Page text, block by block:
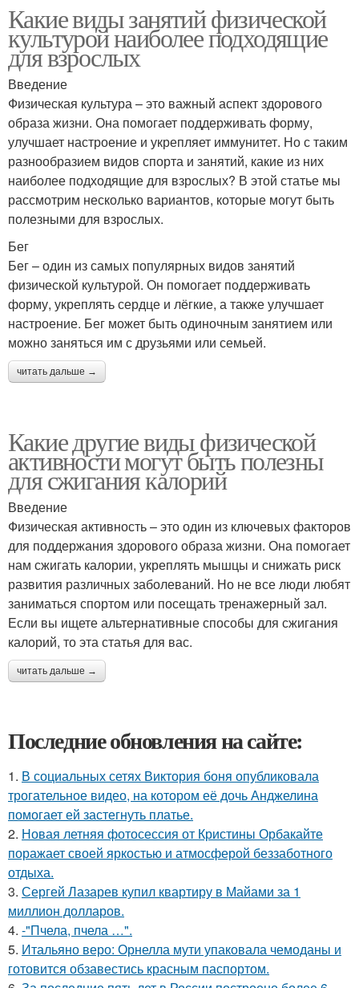
Какие виды занятий физической
культурой наиболее подходящие
для взрослых
Введение
Физическая культура – это важный аспект здорового
образа жизни. Она помогает поддерживать форму,
улучшает настроение и укрепляет иммунитет. Но с таким
разнообразием видов спорта и занятий, какие из них
наиболее подходящие для взрослых? В этой статье мы
рассмотрим несколько вариантов, которые могут быть
полезными для взрослых.
Бег
Бег – один из самых популярных видов занятий
физической культурой. Он помогает поддерживать
форму, укреплять сердце и лёгкие, а также улучшает
настроение. Бег может быть одиночным занятием или
можно заняться им с друзьями или семьей.
читать дальше →
Какие другие виды физической
активности могут быть полезны
для сжигания калорий
Введение
Физическая активность – это один из ключевых факторов
для поддержания здорового образа жизни. Она помогает
нам сжигать калории, укреплять мышцы и снижать риск
развития различных заболеваний. Но не все люди любят
заниматься спортом или посещать тренажерный зал.
Если вы ищете альтернативные способы для сжигания
калорий, то эта статья для вас.
читать дальше →
Последние обновления на сайте:
1. В социальных сетях Виктория боня опубликовала
трогательное видео, на котором её дочь Анджелина
помогает ей застегнуть платье.
2. Новая летняя фотосессия от Кристины Орбакайте
поражает своей яркостью и атмосферой беззаботного
отдыха.
3. Сергей Лазарев купил квартиру в Майами за 1
миллион долларов.
4. -"Пчела, пчела …".
5. Итальяно веро: Орнелла мути упаковала чемоданы и
готовится обзавестись красным паспортом.